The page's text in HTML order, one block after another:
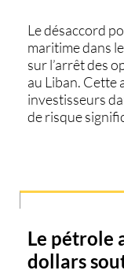
Le désaccord
maritime dans
sur l’arrêt des
au Liban. Cette
investisseurs
de risque
Le pétrole
dollars